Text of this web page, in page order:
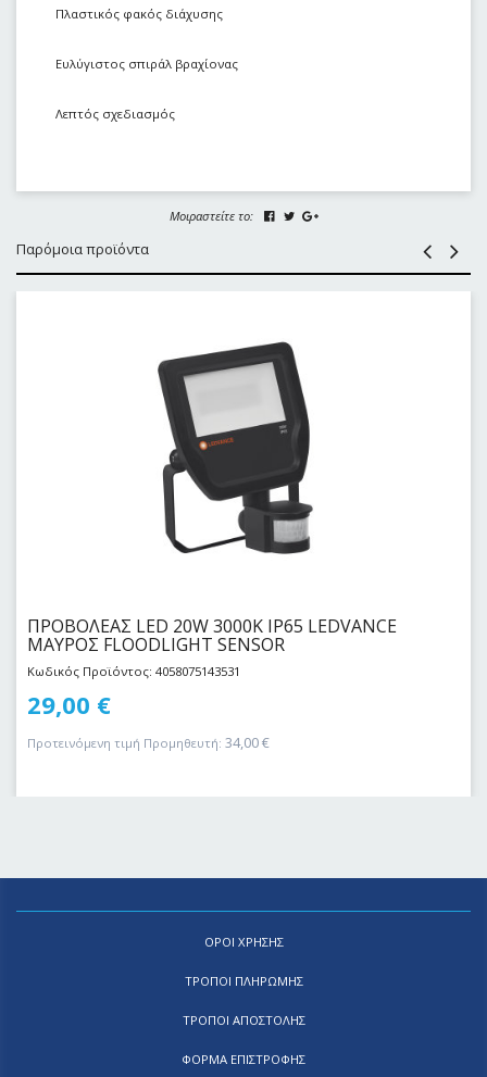
Πλαστικός φακός διάχυσης
Ευλύγιστος σπιράλ βραχίονας
Λεπτός σχεδιασμός
Μοιραστείτε το:
Παρόμοια προϊόντα
ΠΡΟΒΟΛΕΑΣ LED 20W 3000Κ IP65 LEDVANCE
ΜΑΥΡΟΣ FLOODLIGHT SENSOR
Κωδικός Προϊόντος: 4058075143531
29,00 €
Προτεινόμενη τιμή Προμηθευτή: 34,00€
ΟΡΟΙ ΧΡΗΣΗΣ
ΤΡΟΠΟΙ ΠΛΗΡΩΜΗΣ
ΤΡΟΠΟΙ ΑΠΟΣΤΟΛΗΣ
ΦΟΡΜΑ ΕΠΙΣΤΡΟΦΗΣ